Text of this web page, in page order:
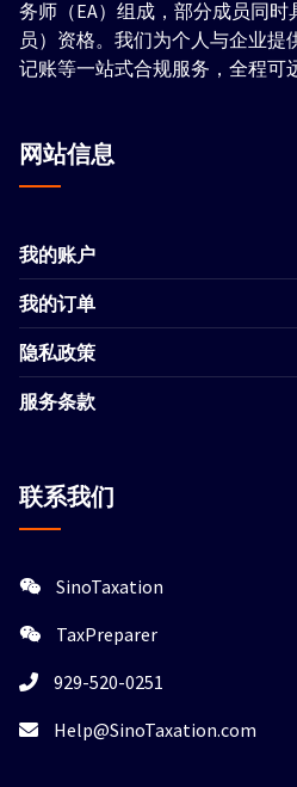
务师（EA）组成，部分成员同时
员）资格。我们为个人与企业
记账等一站式合规服务，全程可
网站信息
我的账户
我的订单
隐私政策
服务条款
联系我们
SinoTaxation
TaxPreparer
929-520-0251
Help@SinoTaxation.com